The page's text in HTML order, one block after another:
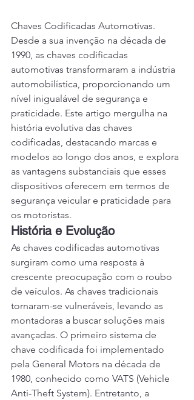
Chaves Codificadas Automotivas.
Desde a sua invenção na década de
1990, as chaves codificadas
automotivas transformaram a indústria
automobilística, proporcionando um
nível inigualável de segurança e
praticidade. Este artigo mergulha na
história evolutiva das chaves
codificadas, destacando marcas e
modelos ao longo dos anos, e explora
as vantagens substanciais que esses
dispositivos oferecem em termos de
segurança veicular e praticidade para
os motoristas.
História e Evolução
As chaves codificadas automotivas
surgiram como uma resposta à
crescente preocupação com o roubo
de veículos. As chaves tradicionais
tornaram-se vulneráveis, levando as
montadoras a buscar soluções mais
avançadas. O primeiro sistema de
chave codificada foi implementado
pela General Motors na década de
1980, conhecido como VATS (Vehicle
Anti-Theft System). Entretanto, a